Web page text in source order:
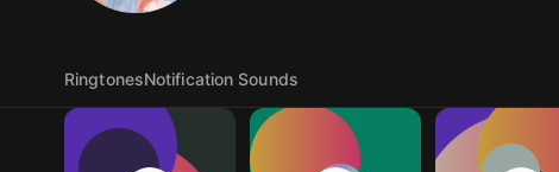
RingtonesNotification Sounds